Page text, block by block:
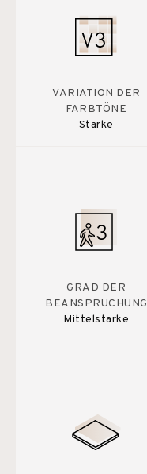
VARIATION DER
FARBTÖNE
Starke
GRAD DER
BEANSPRUCHUNG
Mittelstarke